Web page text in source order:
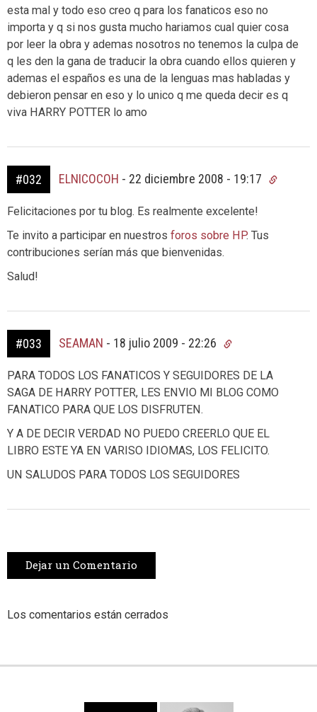
esta mal y todo eso creo q para los fanaticos eso no
importa y q si nos gusta mucho hariamos cual quier cosa
por leer la obra y ademas nosotros no tenemos la culpa de
q les den la gana de traducir la obra cuando ellos quieren y
ademas el españos es una de la lenguas mas habladas y
debieron pensar en eso y lo unico q me queda decir es q
viva HARRY POTTER lo amo
#032 ELNICOCOH - 22 diciembre 2008 - 19:17
Felicitaciones por tu blog. Es realmente excelente!
Te invito a participar en nuestros foros sobre HP. Tus
contribuciones serían más que bienvenidas.
Salud!
#033 SEAMAN - 18 julio 2009 - 22:26
PARA TODOS LOS FANATICOS Y SEGUIDORES DE LA
SAGA DE HARRY POTTER, LES ENVIO MI BLOG COMO
FANATICO PARA QUE LOS DISFRUTEN.
Y A DE DECIR VERDAD NO PUEDO CREERLO QUE EL
LIBRO ESTE YA EN VARISO IDIOMAS, LOS FELICITO.
UN SALUDOS PARA TODOS LOS SEGUIDORES
Dejar un Comentario
Los comentarios están cerrados